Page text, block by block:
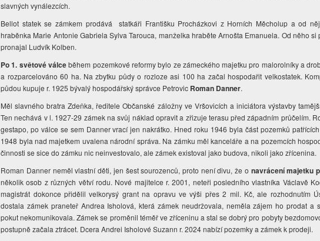
slavných vynálezcích.
Bellot statek se zámkem prodává statkáři Františku Procházkovi z Horních Měcholup a od
hraběnka Marie Antonie Gabriela Sylva Tarouca, manželka hraběte Arnošta Emanuela. Od něho si
pronajal Ludvík Kolben.
Po 1. světové válceběhem pozemkové reformy bylo ze zámeckého majetku pro malorolníky a
a rozparcelováno 60 ha. Na zbytku půdy o rozloze asi 100 ha začal hospodařit velkostatek.
půdou kupuje r. 1925 bývalý hospodářský správce Petrovic Roman Danner.
Měl slavného bratra Zdeňka, ředitele Občanské záložny ve Vršovicích a iniciátora výstavby
Ten nechává v l. 1927-29 zámek na svůj náklad opravit a zřizuje terasu před západním průčelím.
gestapo, po válce se sem Danner vrací jen nakrátko. Hned roku 1946 byla část pozemků
1948 byla nad majetkem uvalena národní správa. Na zámku měl kanceláře a na pozemcích
činnosti se sice do zámku nic neinvestovalo, ale zámek existoval jako budova, nikoli jako zřícenina.
Roman Danner neměl vlastní děti, jen šest sourozenců, proto není divu, že o navrácení majetku
několik osob z různých větví rodu. Nové majitelce r. 2001, neteři posledního vlastníka Václavě
magistrát dokonce přidělil velkorysý grant na opravu ve výši přes 2 mil. Kč, ale rozhodnutím
dostala zámek praneteř Andrea Isholová, která zámek neudržovala, neměla zájem ho prodat a
pokut nekomunikovala. Zámek se proměnil téměř ve zříceninu a stal se dobrý pro pobyty
postupně začala ztrácet. Dcera Andrei Isholové Suzann r. 2024 nabízí pozemky a zámek k prodeji.